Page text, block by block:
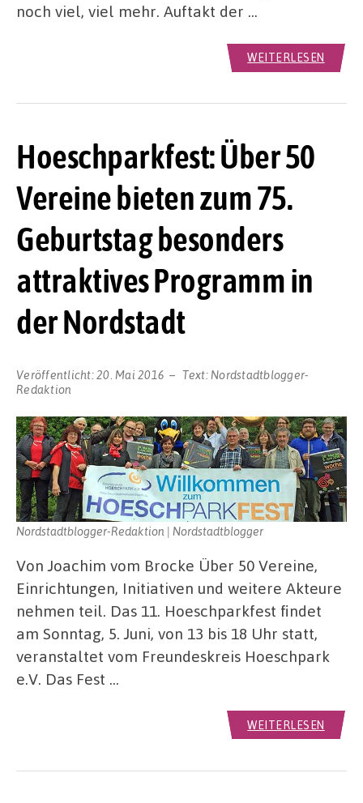
noch viel, viel mehr. Auftakt der …
WEITERLESEN
Hoeschparkfest: Über 50
Vereine bieten zum 75.
Geburtstag besonders
attraktives Programm in
der Nordstadt
Veröffentlicht:20. Mai 2016 Text: Nordstadtblogger-
Redaktion
Nordstadtblogger-Redaktion | Nordstadtblogger
Von Joachim vom Brocke Über 50 Vereine,
Einrichtungen, Initiativen und weitere Akteure
nehmen teil. Das 11. Hoeschparkfest findet
am Sonntag, 5. Juni, von 13 bis 18 Uhr statt,
veranstaltet vom Freundeskreis Hoeschpark
e.V. Das Fest …
WEITERLESEN